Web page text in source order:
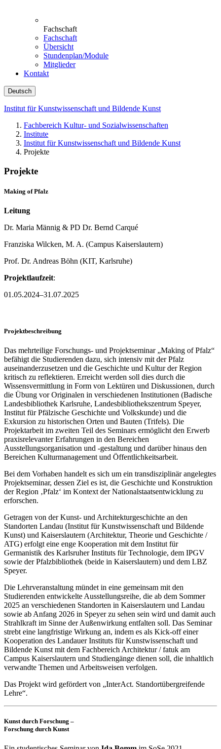
Fachschaft
Fachschaft
Übersicht
Stundenplan/Module
Mitglieder
Kontakt
Deutsch
Institut für Kunstwissenschaft und Bildende Kunst
Fachbereich Kultur- und Sozialwissenschaften
Institute
Institut für Kunstwissenschaft und Bildende Kunst
Projekte
Projekte
Making of Pfalz
Leitung
Dr. Maria Männig & PD Dr. Bernd Carqué
Franziska Wilcken, M. A. (Campus Kaiserslautern)
Prof. Dr. Andreas Böhn (KIT, Karlsruhe)
Projektlaufzeit:
01.05.2024–31.07.2025
Projektbeschreibung
Das mehrteilige Forschungs- und Projektseminar „Making of Pfalz“
befähigt die Studierenden dazu, sich intensiv mit der Pfalz
auseinanderzusetzen und die Geschichte und Kultur der Region
kritisch zu reflektieren. Erreicht werden soll dies durch die
Wissensvermittlung in Form von Lektüren und Diskussionen, durch
die Übung vor Originalen in verschiedenen Institutionen (Badische
Landesbibliothek Karlsruhe, Landesbibliothekszentrum Speyer,
Institut für Pfälzische Geschichte und Volkskunde) und die
Exkursion zu historischen Orten und Bauten (Trifels). Die
Projektarbeit im zweiten Teil des Seminars ermöglicht den Erwerb
praxisrelevanter Erfahrungen in den Bereichen
Ausstellungsorganisation und -gestaltung und darüber hinaus den
Bereichen Kulturmanagement und Öffentlichkeitsarbeit.
Bei dem Vorhaben handelt es sich um ein transdisziplinär angelegtes
Projektseminar, dessen Ziel es ist, die Geschichte und Konstruktion
der Region ‚Pfalz‘ im Kontext der Nationalstaatsentwicklung zu
erforschen.
Getragen von der Kunst- und Architekturgeschichte an den
Standorten Landau (Institut für Kunstwissenschaft und Bildende
Kunst) und Kaiserslautern (Architektur, Theorie und Geschichte /
ATG) erfolgt eine enge Kooperation mit dem Institut für
Germanistik des Karlsruher Instituts für Technologie, dem IPGV
sowie der Pfalzbibliothek (beide in Kaiserslautern) und dem LBZ
Speyer.
Die Lehrveranstaltung mündet in eine gemeinsam mit den
Studierenden entwickelte Ausstellungsreihe, die ab dem Sommer
2025 an verschiedenen Standorten in Kaiserslautern und Landau
sowie ab Anfang 2026 in Speyer zu sehen sein wird und damit auch
Strahlkraft im Sinne der Außenwirkung entfalten soll. Das Seminar
strebt eine langfristige Wirkung an, indem es als Kick-off einer
Kooperation des Landauer Instituts für Kunstwissenschaft und
Bildende Kunst mit dem Fachbereich Architektur / fatuk am
Campus Kaiserslautern und Studiengänge dienen soll, die inhaltlich
verwandte Themen und Arbeitsweisen verfolgen.
Das Projekt wird gefördert von „InterAct. Standortübergreifende
Lehre“.
Kunst durch Forschung –
Forschung durch Kunst